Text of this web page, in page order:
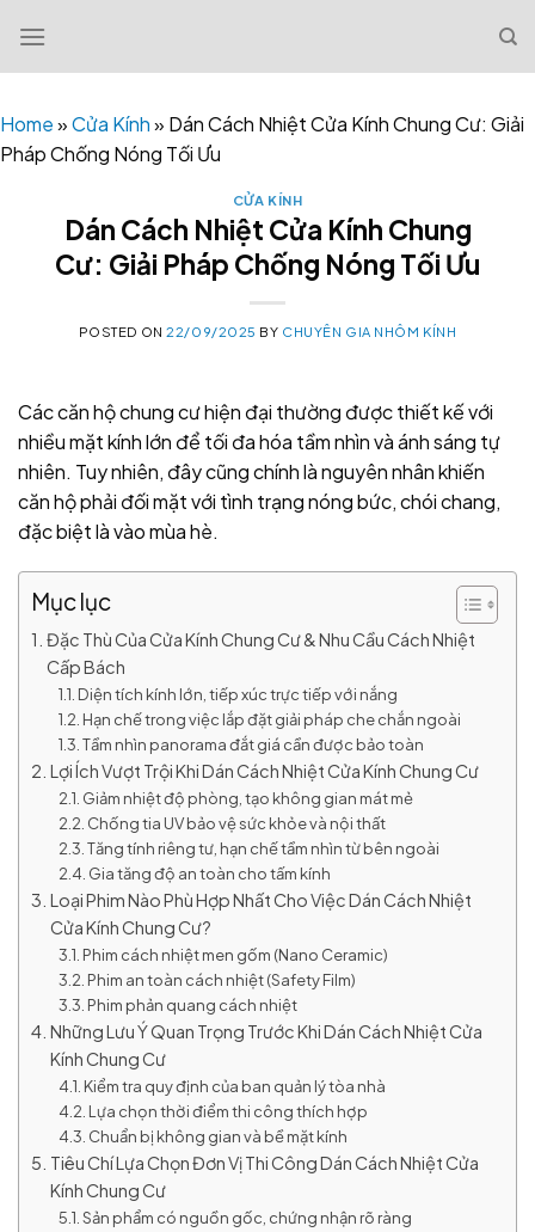
content
Home»Cửa Kính» Dán Cách Nhiệt Cửa Kính Chung Cư: Giải
Pháp Chống Nóng Tối Ưu
CỬA KÍNH
Dán Cách Nhiệt Cửa Kính Chung
Cư: Giải Pháp Chống Nóng Tối Ưu
POSTED ON22/09/2025 BY CHUYÊN GIA NHÔM KÍNH
Các căn hộ chung cư hiện đại thường được thiết kế với
nhiều mặt kính lớn để tối đa hóa tầm nhìn và ánh sáng tự
nhiên. Tuy nhiên, đây cũng chính là nguyên nhân khiến
căn hộ phải đối mặt với tình trạng nóng bức, chói chang,
đặc biệt là vào mùa hè.
Mục lục
Đặc Thù Của Cửa Kính Chung Cư & Nhu Cầu Cách Nhiệt
Cấp Bách
Diện tích kính lớn, tiếp xúc trực tiếp với nắng
Hạn chế trong việc lắp đặt giải pháp che chắn ngoài
Tầm nhìn panorama đắt giá cần được bảo toàn
Lợi Ích Vượt Trội Khi Dán Cách Nhiệt Cửa Kính Chung Cư
Giảm nhiệt độ phòng, tạo không gian mát mẻ
Chống tia UV bảo vệ sức khỏe và nội thất
Tăng tính riêng tư, hạn chế tầm nhìn từ bên ngoài
Gia tăng độ an toàn cho tấm kính
Loại Phim Nào Phù Hợp Nhất Cho Việc Dán Cách Nhiệt
Cửa Kính Chung Cư?
Phim cách nhiệt men gốm (Nano Ceramic)
Phim an toàn cách nhiệt (Safety Film)
Phim phản quang cách nhiệt
Những Lưu Ý Quan Trọng Trước Khi Dán Cách Nhiệt Cửa
Kính Chung Cư
Kiểm tra quy định của ban quản lý tòa nhà
Lựa chọn thời điểm thi công thích hợp
Chuẩn bị không gian và bề mặt kính
Tiêu Chí Lựa Chọn Đơn Vị Thi Công Dán Cách Nhiệt Cửa
Kính Chung Cư
Sản phẩm có nguồn gốc, chứng nhận rõ ràng